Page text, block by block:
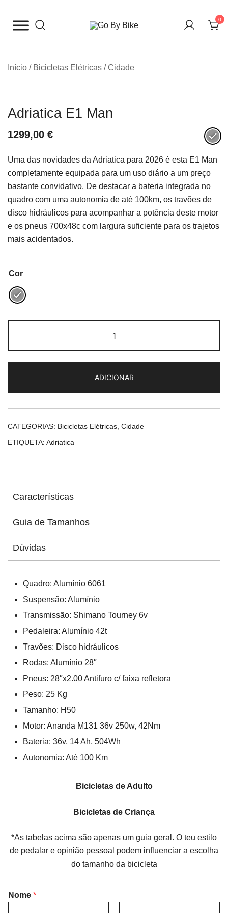
para
0
Início / Bicicletas Elétricas /Cidade
Adriatica E1 Man
1299,00 €
Uma das novidades da Adriatica para 2026 è esta E1 Man
completamente equipada para um uso diário a um preço
bastante convidativo. De destacar a bateria integrada no
quadro com uma autonomia de até 100km, os travões de
disco hidráulicos para acompanhar a potência deste motor
e os pneus 700x48c com largura suficiente para os trajetos
mais acidentados.
Cor
de
Adriatica
Man
ADICIONAR
CATEGORIAS: Bicicletas Elétricas Cidade
ETIQUETA: Adriatica
Características
Guia de Tamanhos
Dúvidas
Quadro: Alumínio 6061
Suspensão: Alumínio
Transmissão: Shimano Tourney 6v
Pedaleira: Alumínio 42t
Travões: Disco hidráulicos
Rodas: Alumínio 28″
Pneus: 28″x2.00 Antifuro c/ faixa refletora
Peso: 25 Kg
Tamanho: H50
Motor: Ananda M131 36v 250w, 42Nm
Bateria: 36v, 14 Ah, 504Wh
Autonomia: Até 100 Km
Bicicletas de Adulto
Bicicletas de Criança
*As tabelas acima são apenas um guia geral. O teu estilo
de pedalar e opinião pessoal podem influenciar a escolha
do tamanho da bicicleta
Nome *